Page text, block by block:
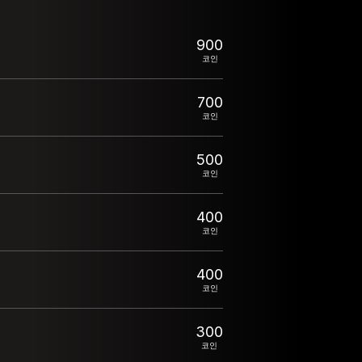
900
코인
700
코인
500
코인
400
코인
400
코인
300
코인